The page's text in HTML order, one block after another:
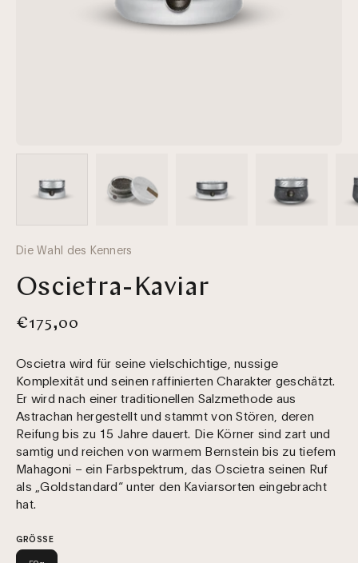
Die Wahl des Kenners
Oscietra-Kaviar
€175,00
Oscietra wird für seine vielschichtige, nussige
Komplexität und seinen raffinierten Charakter geschätzt.
Er wird nach einer traditionellen Salzmethode aus
Astrachan hergestellt und stammt von Stören, deren
Reifung bis zu 15 Jahre dauert. Die Körner sind zart und
samtig und reichen von warmem Bernstein bis zu tiefem
Mahagoni – ein Farbspektrum, das Oscietra seinen Ruf
als „Goldstandard“ unter den Kaviarsorten eingebracht
hat.
GRÖSSE